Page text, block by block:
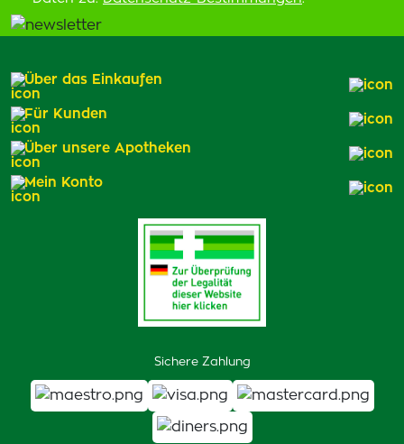
Sichere Zahlung
Über das Einkaufen
Für Kunden
Über unsere Apotheken
Mein Konto